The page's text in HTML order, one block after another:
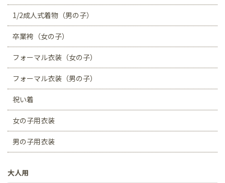
1/2成人式着物（男の子）
卒業袴（女の子）
フォーマル衣装（女の子）
フォーマル衣装（男の子）
祝い着
女の子用衣装
男の子用衣装
大人用